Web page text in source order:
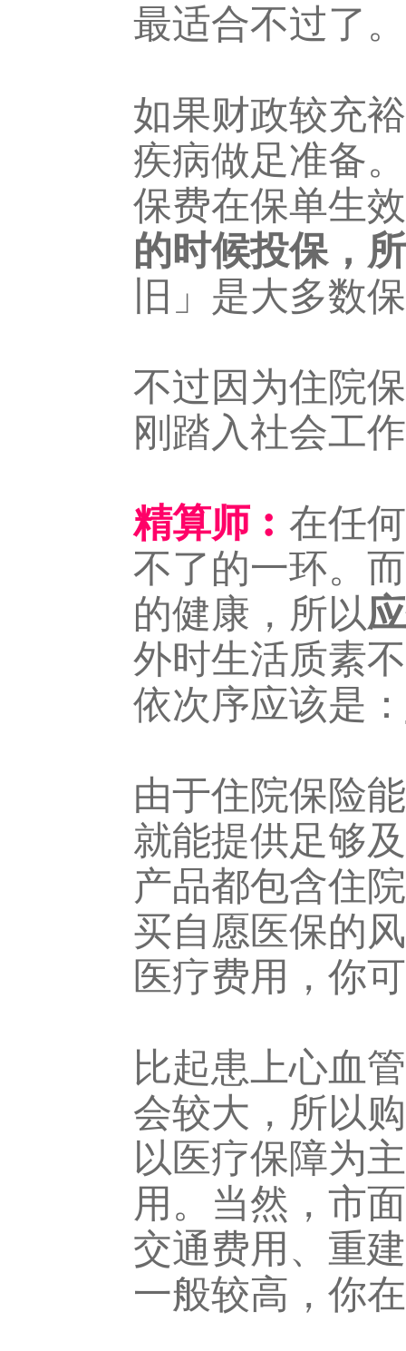
最适合不过了。
如果财政较充
疾病做足准备
保费在保单生
的时候投保，
旧」是大多数
不过因为住院
刚踏入社会工
精算师︰ 在任
不了的一环。
的健康，所以
外时生活质素
依次序应该是：
由于住院保险
就能提供足够
产品都包含住
买自愿医保的
医疗费用，你
比起患上心血
会较大，所以
以医疗保障为
用。当然，市
交通费用、重
一般较高，你